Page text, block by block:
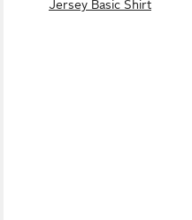
Jersey Basic Shirt